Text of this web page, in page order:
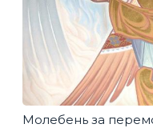
Молебень за